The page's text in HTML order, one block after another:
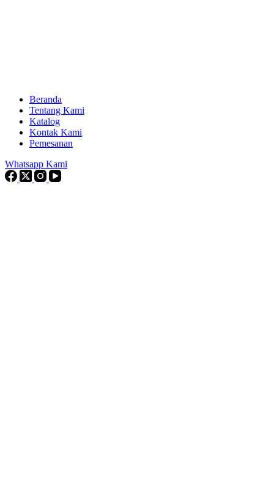
Beranda
Tentang Kami
Katalog
Kontak Kami
Pemesanan
Whatsapp Kami